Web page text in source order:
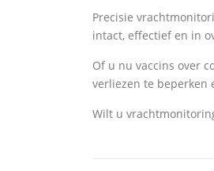
Precisie
intact, effectief en in
Of u nu vaccins over
verliezen te beperken
Wilt u